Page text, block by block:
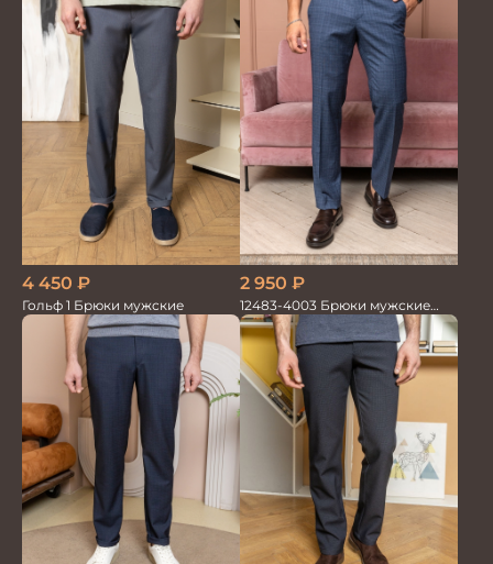
4 450 ₽
Гольф 1 Брюки мужские
2 950 ₽
12483-4003 Брюки мужские
серо-голубые